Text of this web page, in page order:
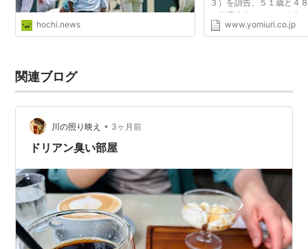
hochi.news
３）を訓告、５１歳と４
を厳重注意にしたと発表
上の懲戒処分ではなく、
www.yomiuri.co.jp
関連ブログ
川の照り映え • 3ヶ月前
ドリアン臭い部屋